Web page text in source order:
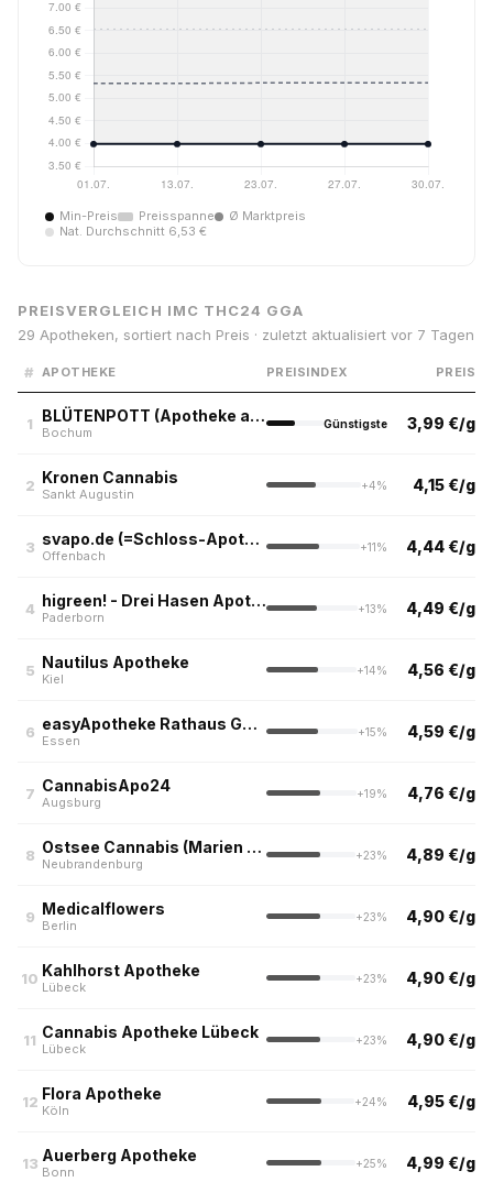
Min-Preis Preisspanne
Ø Marktpreis
Nat. Durchschnitt 6,53 €
PREISVERGLEICH IMC THC24 GGA
29 Apotheken, sortiert nach Preis · zuletzt aktualisiert vor 7 Tagen
# APOTHEKE PREISINDEX PREIS
1 BLÜTENPOTT (Apotheke am alten Markt, Bochum)
Bochum
Günstigste 3,99 €/g
2 Kronen Cannabis
Sankt Augustin
+4% 4,15 €/g
3 svapo.de (=Schloss-Apotheke)
Offenbach
+11% 4,44 €/g
4 higreen! - Drei Hasen Apotheke
Paderborn
+13% 4,49 €/g
5 Nautilus Apotheke
Kiel
+14% 4,56 €/g
6 easyApotheke Rathaus Galerie, Essen
Essen
+15% 4,59 €/g
7 CannabisApo24
Augsburg
+19% 4,76 €/g
8 Ostsee Cannabis (Marien Apotheke, Neubrandenburg)
Neubrandenburg
+23% 4,89 €/g
9 Medicalflowers
Berlin
+23% 4,90 €/g
10 Kahlhorst Apotheke
Lübeck
+23% 4,90 €/g
11 Cannabis Apotheke Lübeck
Lübeck
+23% 4,90 €/g
12 Flora Apotheke
Köln
+24% 4,95 €/g
13 Auerberg Apotheke
Bonn
+25% 4,99 €/g